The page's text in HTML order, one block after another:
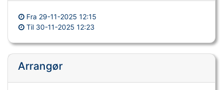
Fra 29-11-2025 12:15
Til 30-11-2025 12:23
Arrangør